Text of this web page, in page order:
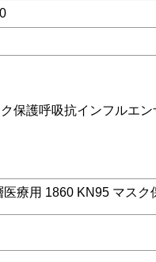
保護呼吸抗インフルエン
療用 1860 KN95 マスク